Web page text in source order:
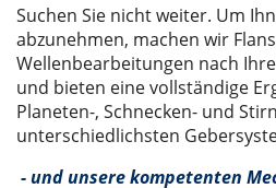
Suchen Sie nicht weiter. Um
abzunehmen, machen wir
Wellenbearbeitungen nach
und bieten eine vollständige
Planeten-, Schnecken- und
unterschiedlichsten
- und unsere kompetenten